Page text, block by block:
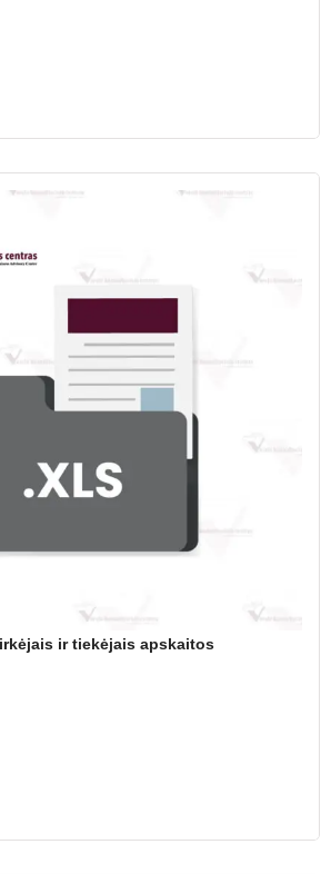
ir tiekėjais apskaitos